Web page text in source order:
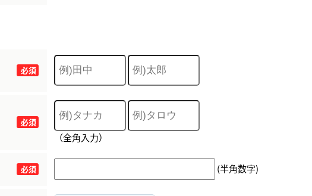
必須
必須
（全角入力）
必須 (半角数字)